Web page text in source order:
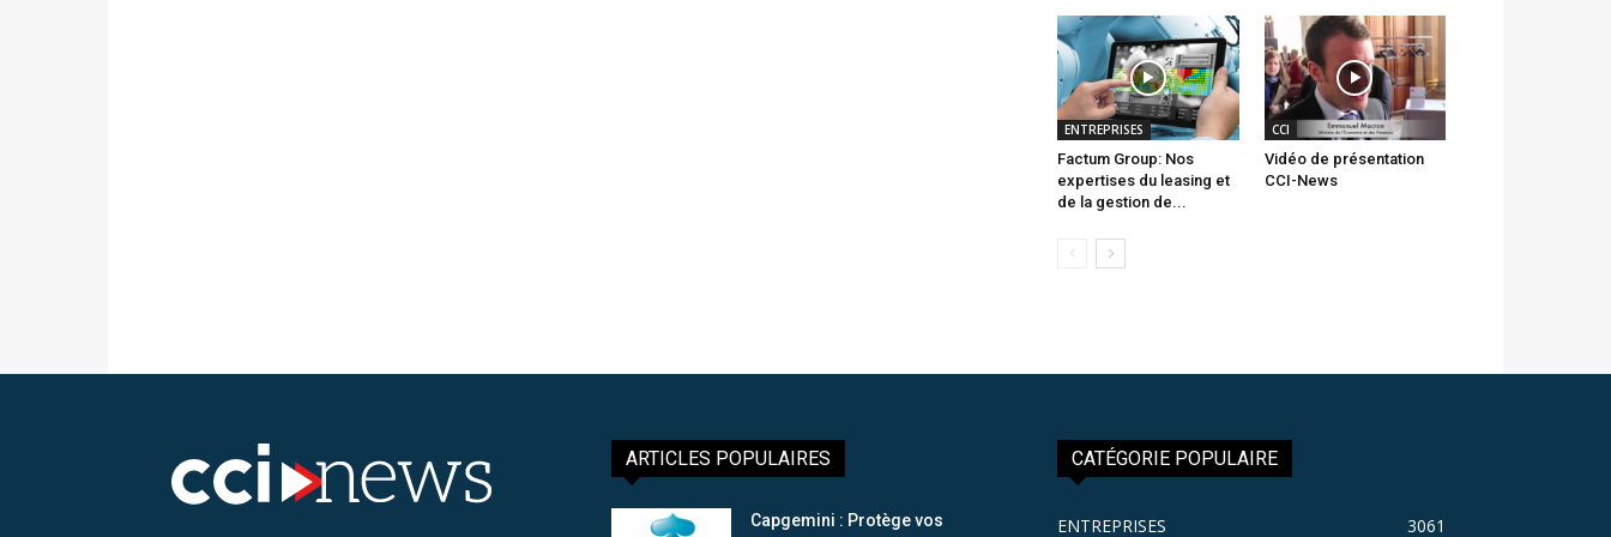
ENTREPRISES
Factum Group: Nos
expertises du leasing et
de la gestion de...
CCI
Vidéo de présentation
CCI-News
ARTICLES POPULAIRES
Capgemini : Protège vos
CATÉGORIE POPULAIRE
ENTREPRISES 3061